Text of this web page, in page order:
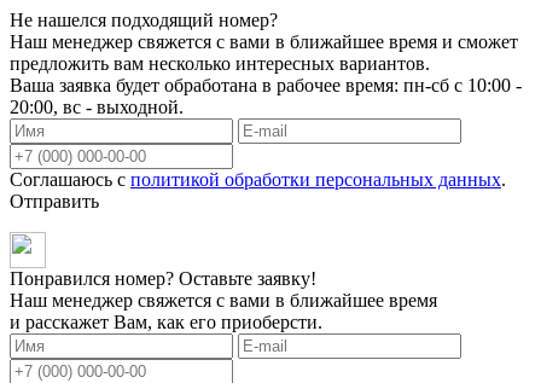
Не нашелся подходящий номер?
Наш менеджер свяжется с вами в ближайшее время и сможет
предложить вам несколько интересных вариантов.
Ваша заявка будет обработана в рабочее время: пн-сб с 10:00 -
20:00, вс - выходной.
Соглашаюсь с политикой обработки персональных данных.
Отправить
Понравился номер? Оставьте заявку!
Наш менеджер свяжется с вами в ближайшее время
и расскажет Вам, как его приоберсти.